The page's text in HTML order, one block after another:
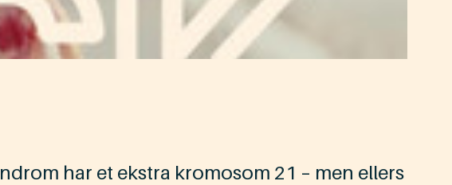
har et ekstra kromosom 21 – men ellers